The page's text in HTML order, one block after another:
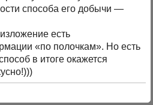
способа его добычи —
есть
«по полочкам». Но есть
в итоге окажется